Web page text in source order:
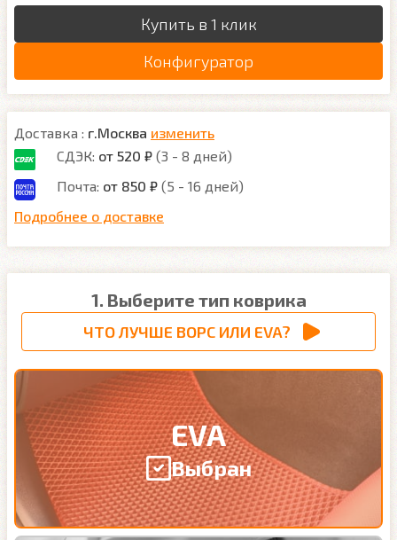
Купить в 1 клик
Конфигуратор
Доставка : г.Москва изменить
СДЭК: от 520 ₽ (3 - 8 дней)
Почта: от 850 ₽ (5 - 16 дней)
Подробнее о доставке
1. Выберите тип коврика
ЧТО ЛУЧШЕ ВОРС ИЛИ EVA?
EVA
Выбран